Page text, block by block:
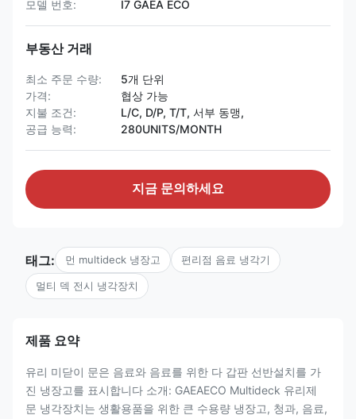
모델 번호:
I7 GAEA ECO
부동산 거래
최소 주문 수량:
5개 단위
가격:
협상 가능
지불 조건:
L/C, D/P, T/T, 서부 동맹,
공급 능력:
280UNITS/MONTH
지금 문의하세요
태그: 먼 multideck 냉장고 편리점 음료 냉각기
멀티 덱 전시 냉각장치
제품 요약
유리 미닫이 문은 음료와 음료를 위한 다 갑판 선반설치를 가
진 냉장고를 표시합니다 소개: GAEAECO Multideck 유리제
문 냉각장치는 생활용품을 위한 큰 수용량 냉장고, 청과, 음료,